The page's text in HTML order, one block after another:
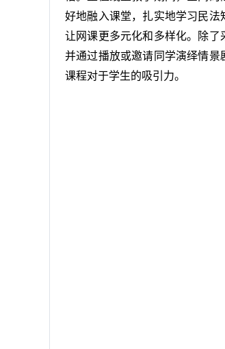
好地融入课堂，扎实地学习民法
让网课更多元化和多样化。除了
并通过播放或邀请同学演绎情
课程对于学生的吸引力。